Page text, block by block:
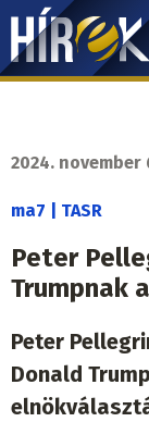
Ugrás
tartalomra
Hírek.sk
2024. november
ma7 | TASR
Peter
Trumpnak
Peter
Donald